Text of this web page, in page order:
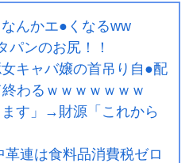
なんかエ●くなるww
ンのお尻！！
女キャバ嬢の首吊り自●配
わるｗｗｗｗｗｗｗ
す」→財源「これから
革連は食料品消費税ゼロ